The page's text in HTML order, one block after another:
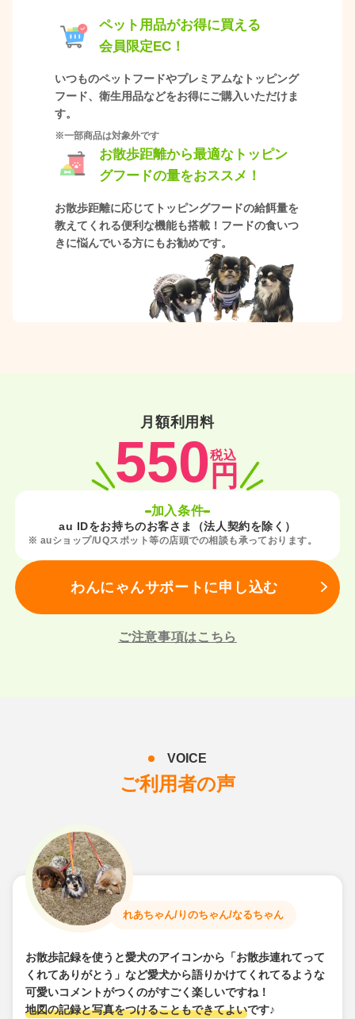
ペット用品がお得に買える
会員限定EC！
いつものペットフードやプレミアムなトッピング
フード、衛生用品などをお得にご購入いただけま
す。
※一部商品は対象外です
お散歩距離から最適なトッピン
グフードの量をおススメ！
お散歩距離に応じてトッピングフードの給餌量を
教えてくれる便利な機能も搭載！フードの食いつ
きに悩んでいる方にもお勧めです。
月額利用料
550円
税込
加入条件
au IDをお持ちのお客さま（法人契約を除く）
※ auショップ/UQスポット等の店頭での相談も承っております。
わんにゃんサポートに申し込む
ご注意事項はこちら
VOICE
ご利用者の声
れあちゃん/りのちゃん/なるちゃん
お散歩記録を使うと愛犬のアイコンから「お散歩連れてって
くれてありがとう」など愛犬から語りかけてくれてるような
可愛いコメントがつくのがすごく楽しいですね！
地図の記録と写真をつけることもできてよいです♪